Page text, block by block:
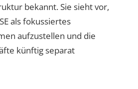
bekannt. Sie sieht vor,
als fokussiertes
aufzustellen und die
künftig separat